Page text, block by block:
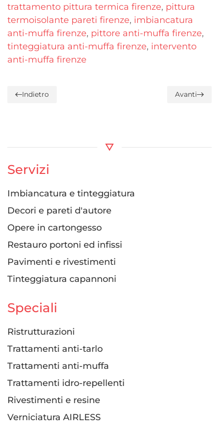
trattamento pittura termica firenze, pittura
termoisolante pareti firenze, imbiancatura
anti-muffa firenze, pittore anti-muffa firenze,
tinteggiatura anti-muffa firenze, intervento
anti-muffa firenze
Indietro Avanti
Servizi
Imbiancatura e tinteggiatura
Decori e pareti d'autore
Opere in cartongesso
Restauro portoni ed infissi
Pavimenti e rivestimenti
Tinteggiatura capannoni
Speciali
Ristrutturazioni
Trattamenti anti-tarlo
Trattamenti anti-muffa
Trattamenti idro-repellenti
Rivestimenti e resine
Verniciatura AIRLESS